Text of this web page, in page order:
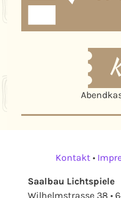
Saalbau Lichtspiele
Wilhelmstrasse 38 •
Kontakt •